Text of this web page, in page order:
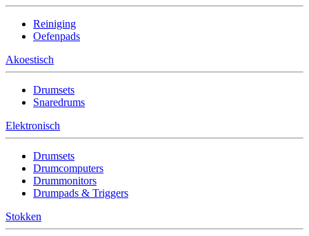
Reiniging
Oefenpads
Akoestisch
Drumsets
Snaredrums
Elektronisch
Drumsets
Drumcomputers
Drummonitors
Drumpads & Triggers
Stokken